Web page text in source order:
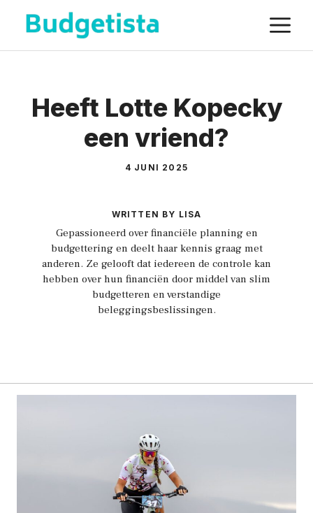
Spring
naar
de
Heeft Lotte Kopecky
een vriend?
4 JUNI 2025
WRITTEN BY LISA
Gepassioneerd over financiële planning en
budgettering en deelt haar kennis graag met
anderen. Ze gelooft dat iedereen de controle kan
hebben over hun financiën door middel van slim
budgetteren en verstandige
beleggingsbeslissingen.